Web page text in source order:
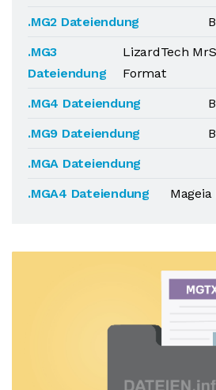
.MG2 Dateiendung
.MG3
Dateiendung
LizardTech
Format
.MG4 Dateiendung
.MG9 Dateiendung
.MGA Dateiendung
.MGA4 Dateiendung